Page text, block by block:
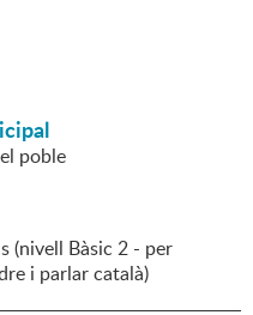
poble
(nivell Bàsic 2 - per
i parlar català)